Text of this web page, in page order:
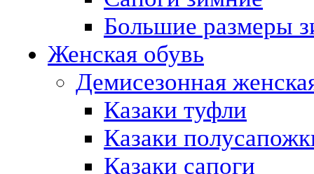
Большие размеры
Женская обувь
Демисезонная
Казаки туфли
Казаки
Казаки сапоги